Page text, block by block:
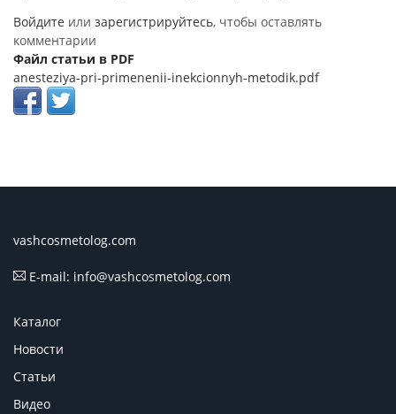
Войдите или зарегистрируйтесь, чтобы оставлять
комментарии
Файл статьи в PDF
anesteziya-pri-primenenii-inekcionnyh-metodik.pdf
vashcosmetolog.com
E-mail: info@vashcosmetolog.com
Каталог
Новости
Статьи
Видео